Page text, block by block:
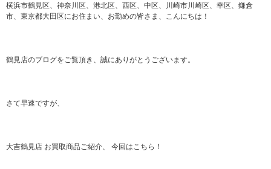
横浜市鶴見区、神奈川区、港北区、西区、中区、川崎市川崎区、幸区、鎌倉
市、東京都大田区にお住まい、お勤めの皆さま、こんにちは！
鶴見店のブログをご覧頂き、誠にありがとうございます。
さて早速ですが、
大吉鶴見店 お買取商品ご紹介、 今回はこちら！